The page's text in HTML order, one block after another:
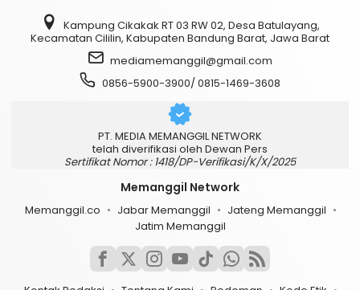
Kampung Cikakak RT 03 RW 02, Desa Batulayang,
Kecamatan Cililin, Kabupaten Bandung Barat, Jawa Barat
mediamemanggil@gmail.com
0856-5900-3900/ 0815-1469-3608
PT. MEDIA MEMANGGIL NETWORK
telah diverifikasi oleh Dewan Pers
Sertifikat Nomor : 1418/DP-Verifikasi/K/X/2025
Memanggil Network
Memanggil.co Jabar Memanggil
Jateng Memanggil
Jatim Memanggil